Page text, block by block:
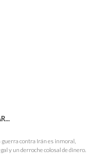
guerra contra Irán es inmoral,
y un derroche colosal de dinero.